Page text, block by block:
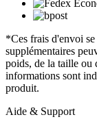
*Ces frais d'envoi
supplémentaires
poids, de la taille ou
informations sont
produit.
Aide & Support